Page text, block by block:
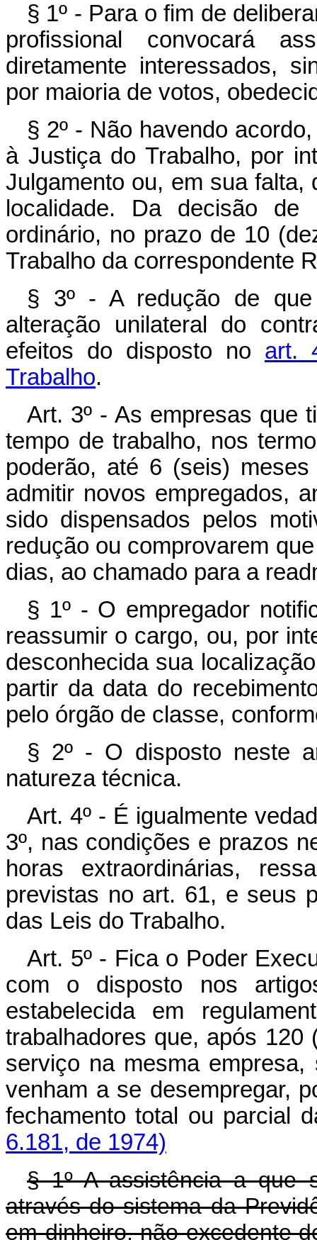
§ 1º - Para o fim de
profissional convocará
diretamente interessados,
por maioria de votos,
§ 2º - Não havendo
à Justiça do Trabalho, por
Julgamento ou, em sua
localidade. Da decisão de
ordinário, no prazo de 10
Trabalho da correspondente
§ 3º - A redução de
alteração unilateral do
efeitos do disposto no art.
Trabalho.
Art. 3º - As empresas que
tempo de trabalho, nos
poderão, até 6 (seis)
admitir novos empregados,
sido dispensados pelos
redução ou comprovarem
dias, ao chamado para a
§ 1º - O empregador
reassumir o cargo, ou, por
desconhecida sua
partir da data do
pelo órgão de classe,
§ 2º - O disposto neste
natureza técnica.
Art. 4º - É igualmente
3º, nas condições e prazos
horas extraordinárias,
previstas no art. 61, e seus
das Leis do Trabalho.
Art. 5º - Fica o Poder
com o disposto nos
estabelecida em
trabalhadores que, após
serviço na mesma
venham a se desempregar,
fechamento total ou
6.181, de 1974)
§ 1º A assistência a que
através do sistema da
em dinheiro, não excedente